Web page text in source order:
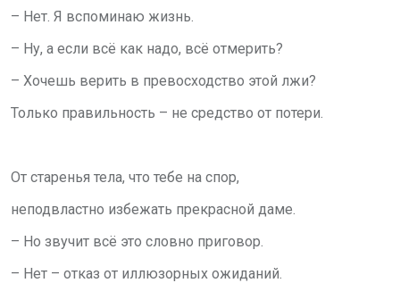
– Нет. Я вспоминаю жизнь.
– Ну, а если всё как надо, всё отмерить?
– Хочешь верить в превосходство этой лжи?
Только правильность – не средство от потери.
От старенья тела, что тебе на спор,
неподвластно избежать прекрасной даме.
– Но звучит всё это словно приговор.
– Нет – отказ от иллюзорных ожиданий.